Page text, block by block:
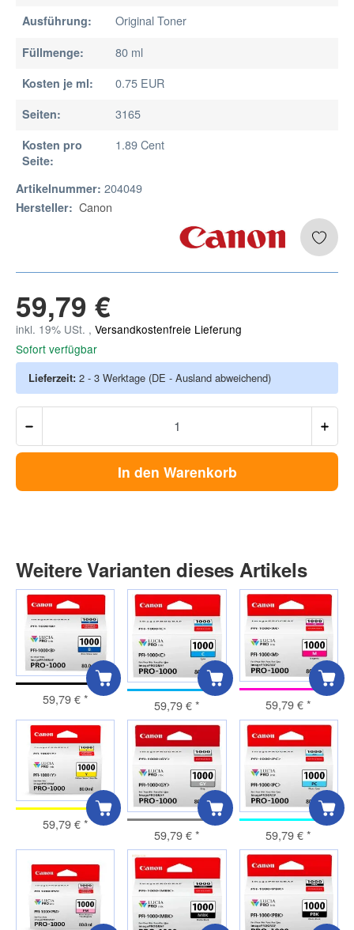
Ausführung: Original Toner
Füllmenge: 80 ml
Kosten je ml: 0.75 EUR
Seiten: 3165
Kosten pro
Seite:
1.89 Cent
Artikelnummer: 204049
Hersteller: Canon
59,79 €
inkl. 19% USt. , Versandkostenfreie Lieferung
Sofort verfügbar
Lieferzeit: 2 - 3 Werktage (DE - Ausland abweichend)
In den Warenkorb
Weitere Varianten dieses Artikels
59,79 €* 59,79 €* 59,79 €*
59,79 €*
59,79 €* 59,79 €*